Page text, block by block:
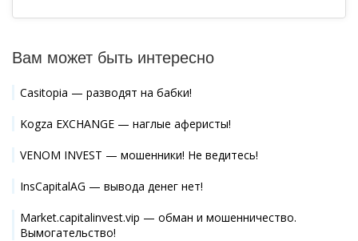
Вам может быть интересно
Casitopia — разводят на бабки!
Kogza EXCHANGE — наглые аферисты!
VENOM INVEST — мошенники! Не ведитесь!
InsCapitalAG — вывода денег нет!
Market.capitalinvest.vip — обман и мошенничество.
Вымогательство!